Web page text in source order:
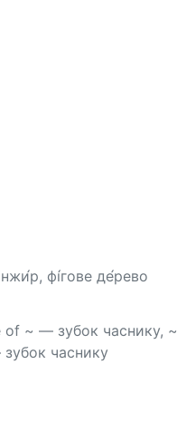
фі́гове де́рево
of ~ — зубок часнику, ~
часнику